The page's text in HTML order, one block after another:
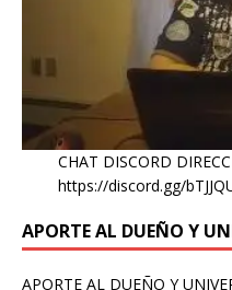
CHAT DISCORD
https://discord.gg/
APORTE AL DUEÑO Y
APORTE AL DUEÑO Y